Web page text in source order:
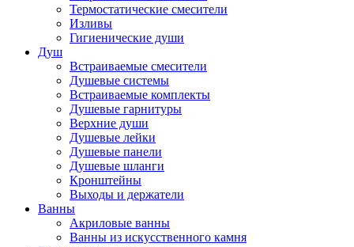
Термостатические смесители
Изливы
Гигиенические души
Душ
Встраиваемые смесители
Душевые системы
Встраиваемые комплекты
Душевые гарнитуры
Верхние души
Душевые лейки
Душевые панели
Душевые шланги
Кронштейны
Выходы и держатели
Ванны
Акриловые ванны
Ванны из искусственного камня